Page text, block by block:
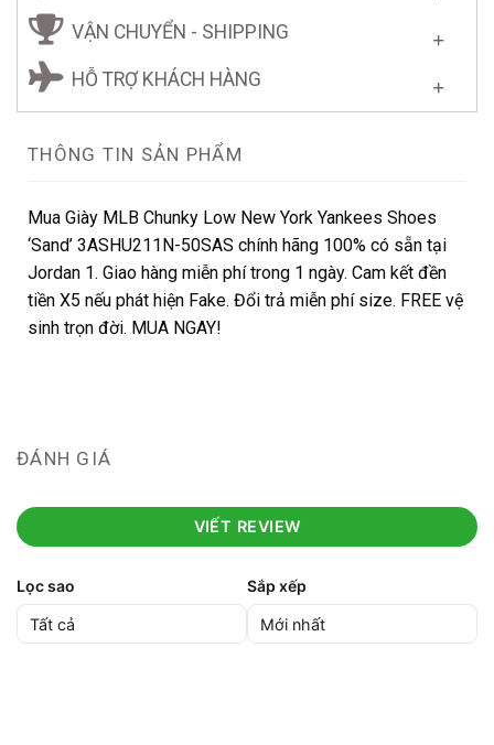
VẬN CHUYỂN - SHIPPING
HỖ TRỢ KHÁCH HÀNG
THÔNG TIN SẢN PHẨM
Mua Giày MLB Chunky Low New York Yankees Shoes
‘Sand’ 3ASHU211N-50SAS chính hãng 100% có sẵn tại
Jordan 1. Giao hàng miễn phí trong 1 ngày. Cam kết đền
tiền X5 nếu phát hiện Fake. Đổi trả miễn phí size. FREE vệ
sinh trọn đời. MUA NGAY!
ĐÁNH GIÁ
VIẾT REVIEW
Lọc sao Sắp xếp